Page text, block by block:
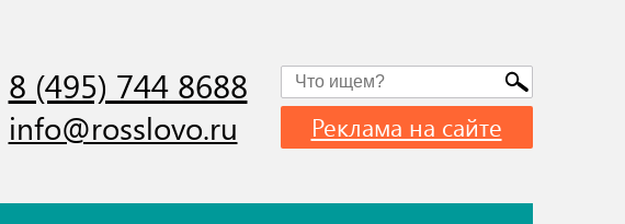
8 (495) 744 8688
info@rosslovo.ru Реклама на сайте